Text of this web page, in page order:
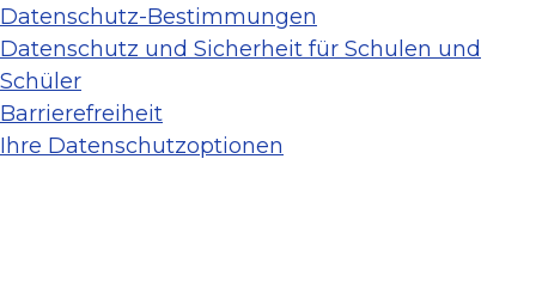
Datenschutz-Bestimmungen
Datenschutz und Sicherheit für Schulen und
Schüler
Barrierefreiheit
Ihre Datenschutzoptionen